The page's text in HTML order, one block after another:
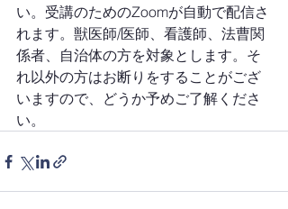
い。受講のためのZoomが自動で配信さ
れます。獣医師/医師、看護師、法曹関
係者、自治体の方を対象とします。そ
れ以外の方はお断りをすることがござ
いますので、どうか予めご了解くださ
い。